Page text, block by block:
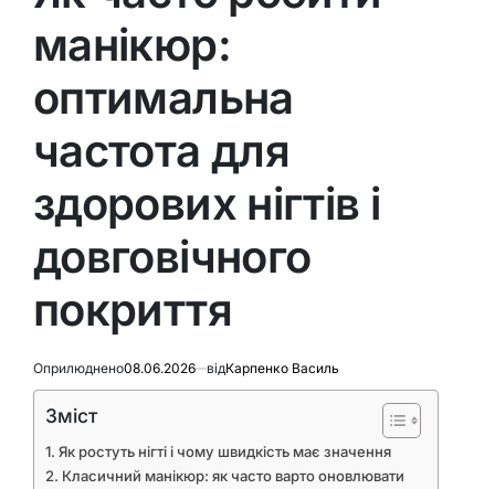
манікюр:
оптимальна
частота для
здорових нігтів і
довговічного
покриття
Оприлюднено08.06.2026 відКарпенко Василь
Зміст
Як ростуть нігті і чому швидкість має значення
Класичний манікюр: як часто варто оновлювати